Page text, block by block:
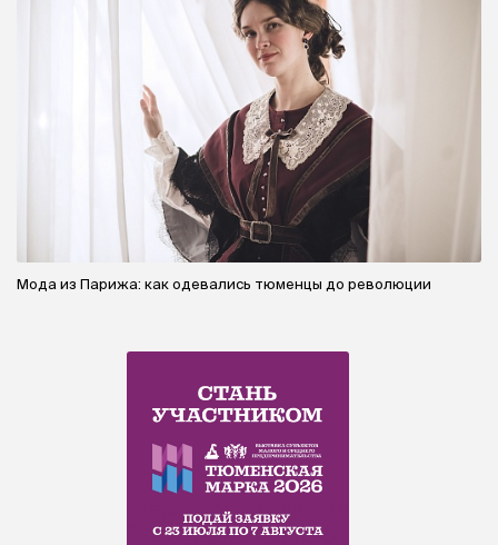
Мода из Парижа: как одевались тюменцы до революции